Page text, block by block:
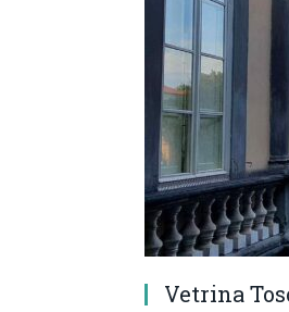
Vetrina